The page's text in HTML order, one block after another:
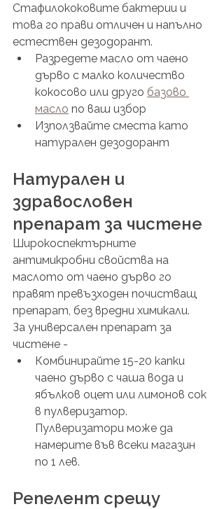
Стафилококовите бактерии и
това го прави отличен и напълно
естествен дезодорант.
Разредете масло от чаено
дърво с малко количество
кокосово или друго базово
масло по ваш избор
Използвайте сместа като
натурален дезодорант
Натурален и
здравословен
препарат за чистене
Широкоспектърните
антимикробни свойства на
маслото от чаено дърво го
правят превъзходен почистващ
препарат, без вредни химикали.
За универсален препарат за
чистене -
Комбинирайте 15-20 капки
чаено дърво с чаша вода и
ябълков оцет или лимонов сок
в пулверизатор.
Пулверизатори може да
намерите във всеки магазин
по 1 лев.
Репелент срещу